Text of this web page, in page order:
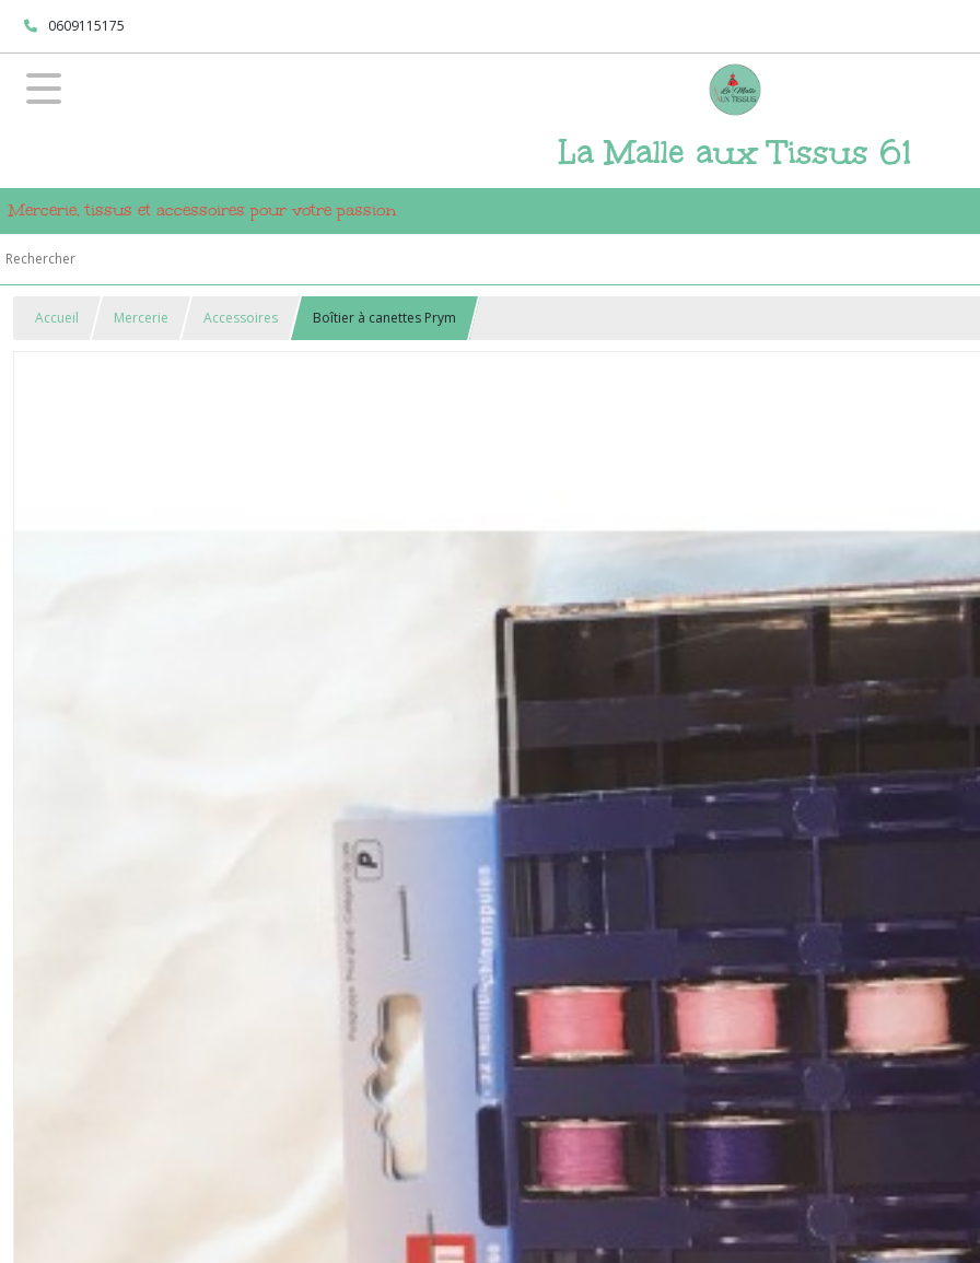
0609115175
La Malle aux Tissus 61
Mercerie, tissus et accessoires pour votre passion
Accueil Mercerie Accessoires Boîtier à canettes Prym